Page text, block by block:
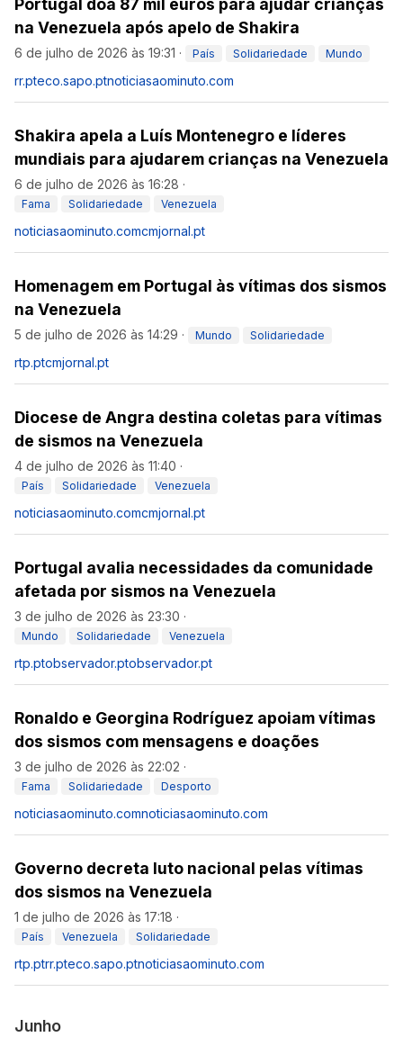
Portugal doa 87 mil euros para ajudar crianças
na Venezuela após apelo de Shakira
6 de julho de 2026 às 19:31 · País Solidariedade Mundo
rr.pteco.sapo.ptnoticiasaominuto.com
Shakira apela a Luís Montenegro e líderes
mundiais para ajudarem crianças na Venezuela
6 de julho de 2026 às 16:28 ·
Fama Solidariedade Venezuela
noticiasaominuto.comcmjornal.pt
Homenagem em Portugal às vítimas dos sismos
na Venezuela
5 de julho de 2026 às 14:29 · Mundo Solidariedade
rtp.ptcmjornal.pt
Diocese de Angra destina coletas para vítimas
de sismos na Venezuela
4 de julho de 2026 às 11:40 ·
País Solidariedade Venezuela
noticiasaominuto.comcmjornal.pt
Portugal avalia necessidades da comunidade
afetada por sismos na Venezuela
3 de julho de 2026 às 23:30 ·
Mundo Solidariedade Venezuela
rtp.ptobservador.ptobservador.pt
Ronaldo e Georgina Rodríguez apoiam vítimas
dos sismos com mensagens e doações
3 de julho de 2026 às 22:02 ·
Fama Solidariedade Desporto
noticiasaominuto.comnoticiasaominuto.com
Governo decreta luto nacional pelas vítimas
dos sismos na Venezuela
1 de julho de 2026 às 17:18 ·
País Venezuela Solidariedade
rtp.ptrr.pteco.sapo.ptnoticiasaominuto.com
Junho